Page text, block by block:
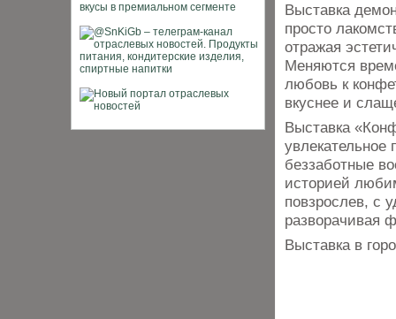
Выставка
просто
отражая
Меняются
любовь к
вкуснее и
Выставка
увлекательное
беззаботные
историей
повзрослев, с
разворачивая
Выставка в